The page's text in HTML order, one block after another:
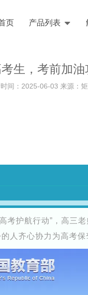
页 产品列表
生，考前加油
间：2025-06-03 来源：矩
考护航行动”，高三
人齐心协力为高考保